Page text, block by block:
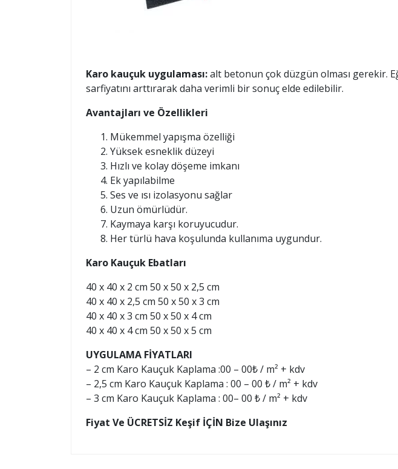
Karo kauçuk uygulaması:alt betonun çok düzgün olması gerekir.
sarfiyatını arttırarak daha verimli bir sonuç elde edilebilir.
Avantajları ve Özellikleri
Mükemmel yapışma özelliği
Yüksek esneklik düzeyi
Hızlı ve kolay döşeme imkanı
Ek yapılabilme
Ses ve ısı izolasyonu sağlar
Uzun ömürlüdür.
Kaymaya karşı koruyucudur.
Her türlü hava koşulunda kullanıma uygundur.
Karo Kauçuk Ebatları
40 x 40 x 2 cm 50 x 50 x 2,5 cm
40 x 40 x 2,5 cm 50 x 50 x 3 cm
40 x 40 x 3 cm 50 x 50 x 4 cm
40 x 40 x 4 cm 50 x 50 x 5 cm
UYGULAMA FİYATLARI
– 2 cm Karo Kauçuk Kaplama :00 – 00₺ / m² + kdv
– 2,5 cm Karo Kauçuk Kaplama : 00 – 00 ₺ / m² + kdv
– 3 cm Karo Kauçuk Kaplama : 00– 00 ₺ / m² + kdv
Fiyat Ve ÜCRETSİZ Keşif İÇİN Bize Ulaşınız